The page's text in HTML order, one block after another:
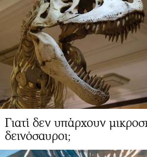
Γιατί δεν υπάρχουν
δεινόσαυροι;